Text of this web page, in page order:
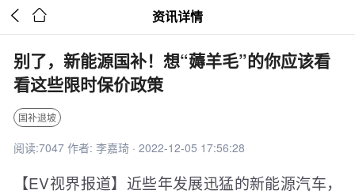
  资讯详情
别了，新能源国补！想“薅羊毛”的你应该看
看这些限时保价政策
国补退坡
阅读:7047 作者: 李嘉琦 · 2022-12-05 17:56:28
【EV视界报道】近些年发展迅猛的新能源汽车，